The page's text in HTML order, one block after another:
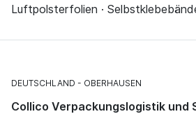
Luftpolsterfolien ·
DEUTSCHLAND OBERHAUSEN
Collico Verpackungslogistik und